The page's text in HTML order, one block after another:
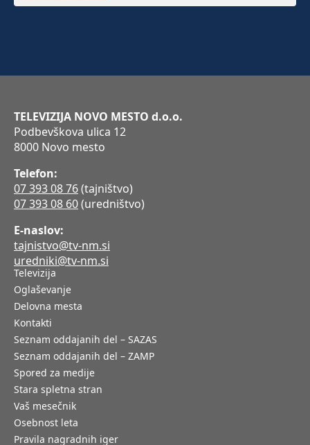
TELEVIZIJA NOVO MESTO d.o.o.
Podbevškova ulica 12
8000 Novo mesto
Telefon:
07 393 08 76(tajništvo)
07 393 08 60(uredništvo)
E-naslov:
tajnistvo@tv-nm.si
uredniki@tv-nm.si
Televizija
Oglaševanje
Delovna mesta
Kontakti
Seznam oddajanih del – SAZAS
Seznam oddajanih del – ZAMP
Spored za medije
Stara spletna stran
Vaš mesečnik
Osebnost leta
Pravila nagradnih iger